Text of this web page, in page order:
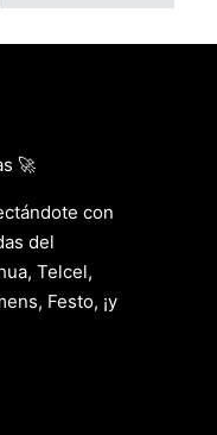
🚀
con
del
Telcel,
Festo, ¡y